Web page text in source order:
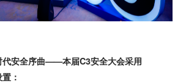
代安全序曲——本届C3安全大会采用
：